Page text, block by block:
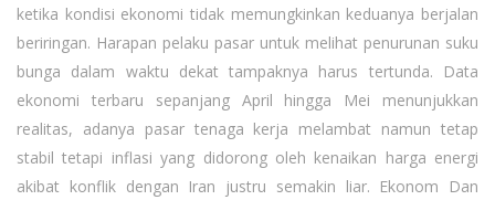
ketika kondisi ekonomi tidak memungkinkan keduanya berjalan
beriringan. Harapan pelaku pasar untuk melihat penurunan suku
bunga dalam waktu dekat tampaknya harus tertunda. Data
ekonomi terbaru sepanjang April hingga Mei menunjukkan
realitas, adanya pasar tenaga kerja melambat namun tetap
stabil tetapi inflasi yang didorong oleh kenaikan harga energi
akibat konflik dengan Iran justru semakin liar. Ekonom Dan